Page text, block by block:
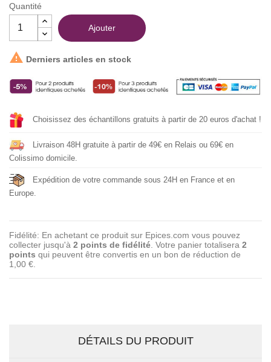
Quantité
Ajouter
 Derniers articles en stock
Choisissez des échantillons gratuits à partir de 20 euros d'achat !
Livraison 48H gratuite à partir de 49€ en Relais ou 69€ en
Colissimo domicile.
Expédition de votre commande sous 24H en France et en
Europe.
Fidélité: En achetant ce produit sur Epices.com vous pouvez
collecter jusqu'à 2 points de fidélité . Votre panier totalisera 2
points qui peuvent être convertis en un bon de réduction de
1,00 €
DÉTAILS DU PRODUIT